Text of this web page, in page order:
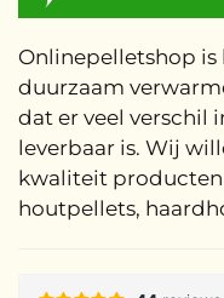
Onlinepelletshop
duurzaam
dat er veel verschil
leverbaar is. Wij
kwaliteit producten
houtpellets,